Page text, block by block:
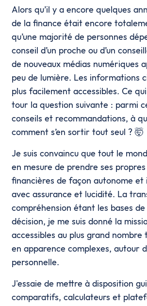
Alors qu’il y a encore quelques
de la finance était encore
qu’une majorité de personnes
conseil d’un proche ou d’un
de nouveaux médias numériques
peu de lumière. Les informations
plus facilement accessibles. Ce
tour la question suivante : parmi
conseils et recommandations, à
comment s’en sortir tout seul ? 🤯
Je suis convaincu que tout le
en mesure de prendre ses
financières de façon autonome et
avec assurance et lucidité. La
compréhension étant les bases
décision, je me suis donné la
accessibles au plus grand nombre
en apparence complexes, autour
personnelle.
J'essaie de mettre à disposition
comparatifs, calculateurs et